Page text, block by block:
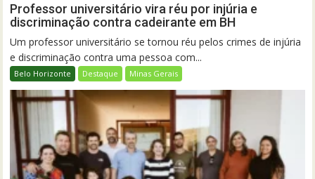
Professor universitário vira réu por injúria e
discriminação contra cadeirante em BH
Um professor universitário se tornou réu pelos crimes de injúria
e discriminação contra uma pessoa com...
Belo Horizonte Destaque Minas Gerais